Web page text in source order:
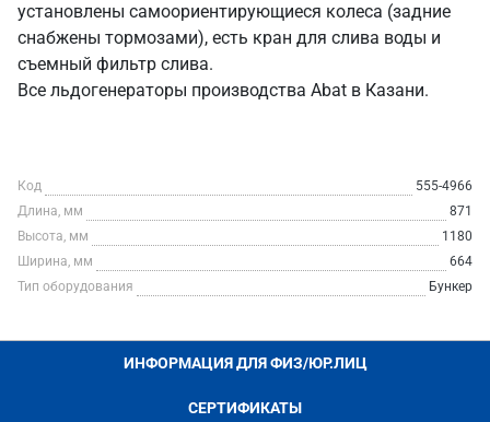
установлены самоориентирующиеся колеса (задние
снабжены тормозами), есть кран для слива воды и
съемный фильтр слива.
Все льдогенераторы производства Abat в Казани.
Код
555-4966
Длина, мм
871
Высота, мм
1180
Ширина, мм
664
Тип оборудования
Бункер
ИНФОРМАЦИЯ ДЛЯ ФИЗ/ЮР.ЛИЦ
СЕРТИФИКАТЫ